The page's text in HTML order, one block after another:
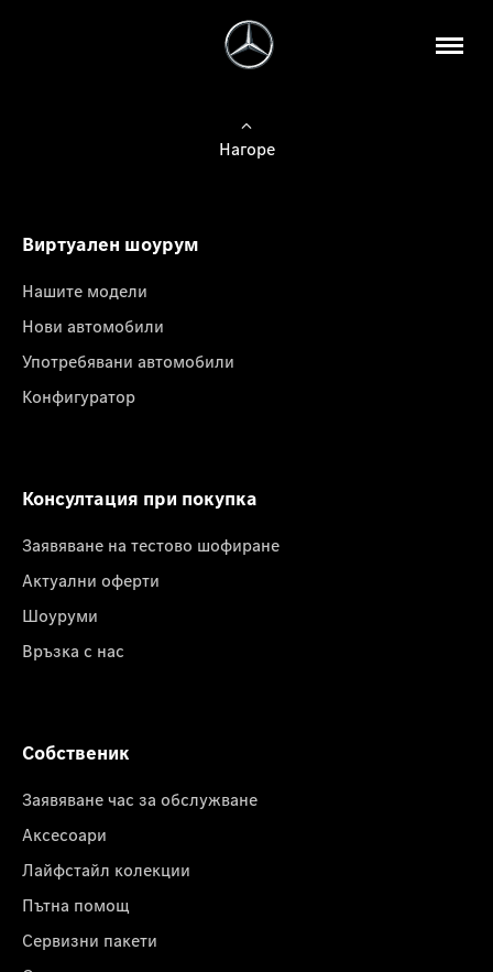
Нагоре
Виртуален шоурум
Нашите модели
Нови автомобили
Употребявани автомобили
Конфигуратор
Консултация при покупка
Заявяване на тестово шофиране
Актуални оферти
Шоуруми
Връзка с нас
Собственик
Заявяване час за обслужване
Аксесоари
Лайфстайл колекции
Пътна помощ
Сервизни пакети